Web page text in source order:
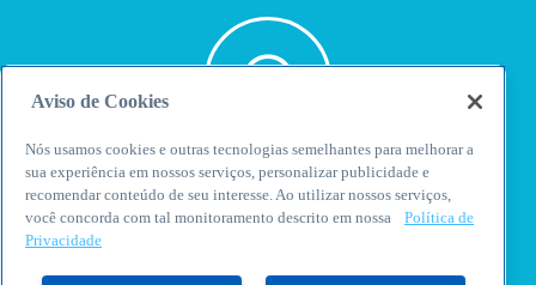
WhatsApp
Aviso de Cookies
Nós usamos cookies e outras tecnologias semelhantes para melhorar a
sua experiência em nossos serviços, personalizar publicidade e
recomendar conteúdo de seu interesse. Ao utilizar nossos serviços,
você concorda com tal monitoramento descrito em nossa
Política de
Privacidade